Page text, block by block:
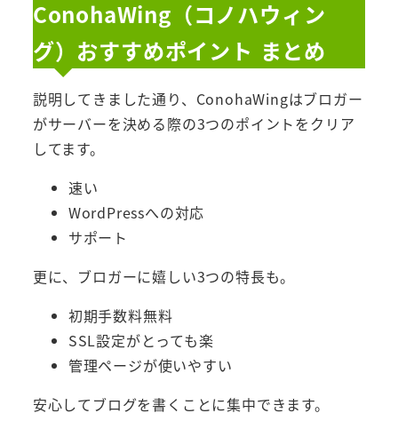
ConohaWing（コノハウィン
グ）おすすめポイント まとめ
説明してきました通り、ConohaWingはブロガー
がサーバーを決める際の3つのポイントをクリア
してます。
速い
WordPressへの対応
サポート
更に、ブロガーに嬉しい3つの特長も。
初期手数料無料
SSL設定がとっても楽
管理ページが使いやすい
安心してブログを書くことに集中できます。